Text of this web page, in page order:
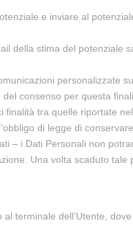
e inviare al
della stima del
consenso per questa
tra quelle riportate
di legge di
– i Dati Personali non
Una volta scaduto
terminale dell’Utente,